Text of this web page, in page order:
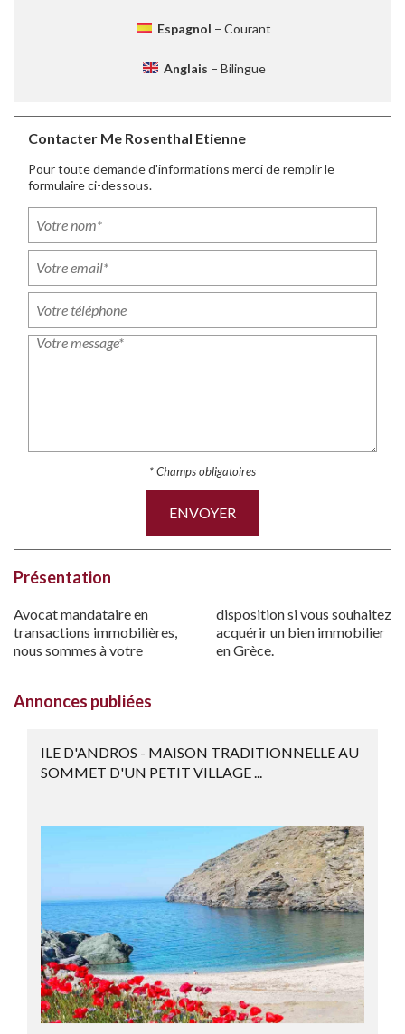
Espagnol − Courant
Anglais − Bilingue
Contacter Me Rosenthal Etienne
Pour toute demande d'informations merci de remplir le
formulaire ci-dessous.
* Champs obligatoires
ENVOYER
Présentation
Avocat mandataire en
transactions immobilières,
nous sommes à votre
disposition si vous souhaitez
acquérir un bien immobilier
en Grèce.
Annonces publiées
ILE D'ANDROS - MAISON TRADITIONNELLE AU
SOMMET D'UN PETIT VILLAGE ...